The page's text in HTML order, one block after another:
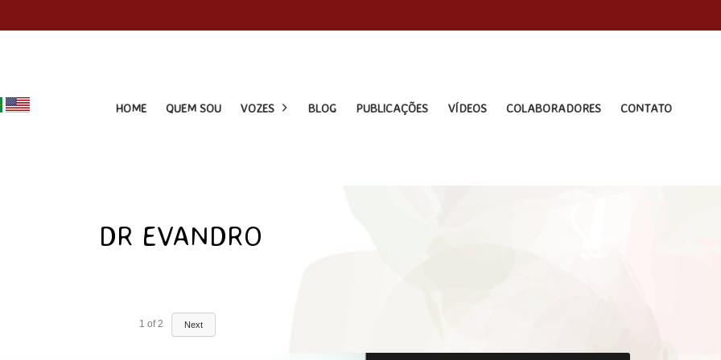
HOME QUEM SOU VOZES BLOG PUBLICAÇÕES VÍDEOS COLABORADORES CONTATO
DR EVANDRO
1 of 2 Next